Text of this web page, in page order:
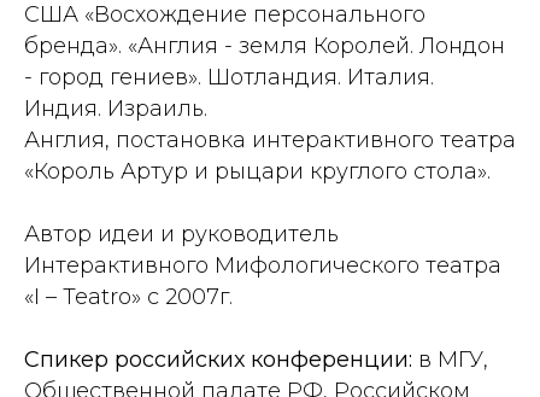
США «Восхождение персонального
бренда». «Англия - земля Королей. Лондон
- город гениев». Шотландия. Италия.
Индия. Израиль.
Англия, постановка интерактивного театра
«Король Артур и рыцари круглого стола».
Автор идеи и руководитель
Интерактивного Мифологического театра
«I – Teatro» с 2007г.
Спикер российских конференции: в МГУ,
Общественной палате РФ, Российском